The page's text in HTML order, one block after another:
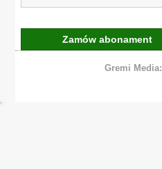
Zamów abonament
Gremi Media: